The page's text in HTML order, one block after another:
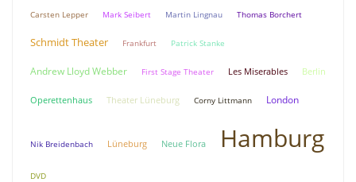
Carsten Lepper Mark Seibert Martin Lingnau Thomas Borchert
Schmidt Theater Frankfurt Patrick Stanke
Andrew Lloyd Webber First Stage Theater Les Miserables Berlin
Operettenhaus Theater Lüneburg Corny Littmann London
Nik Breidenbach Lüneburg Neue Flora Hamburg
DVD